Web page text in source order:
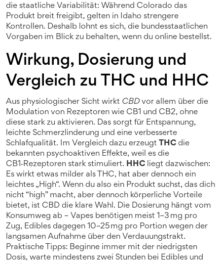
die staatliche Variabilität: Während Colorado das
Produkt breit freigibt, gelten in Idaho strengere
Kontrollen. Deshalb lohnt es sich, die bundesstaatlichen
Vorgaben im Blick zu behalten, wenn du online bestellst.
Wirkung, Dosierung und
Vergleich zu THC und HHC
Aus physiologischer Sicht wirkt CBD vor allem über die
Modulation von Rezeptoren wie CB1 und CB2, ohne
diese stark zu aktivieren. Das sorgt für Entspannung,
leichte Schmerzlinderung und eine verbesserte
Schlafqualität. Im Vergleich dazu erzeugt THC die
bekannten psychoaktiven Effekte, weil es die
CB1‑Rezeptoren stark stimuliert. HHC liegt dazwischen:
Es wirkt etwas milder als THC, hat aber dennoch ein
leichtes „High“. Wenn du also ein Produkt suchst, das dich
nicht “high” macht, aber dennoch körperliche Vorteile
bietet, ist CBD die klare Wahl. Die Dosierung hängt vom
Konsumweg ab – Vapes benötigen meist 1–3 mg pro
Zug, Edibles dagegen 10–25 mg pro Portion wegen der
langsamen Aufnahme über den Verdauungstrakt.
Praktische Tipps: Beginne immer mit der niedrigsten
Dosis, warte mindestens zwei Stunden bei Edibles und